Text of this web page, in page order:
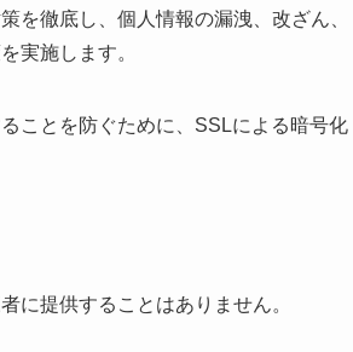
を徹底し、個人情報の漏洩、改ざん、
実施します。
ことを防ぐために、SSLによる暗号化
に提供することはありません。